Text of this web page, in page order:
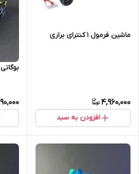
ماشین فرمول ۱ کنترای براری
4,960,000
افزودن به سبد